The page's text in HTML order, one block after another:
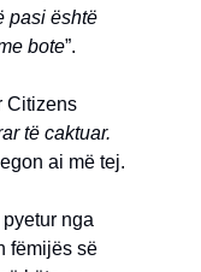
pasi është
bote”.
Citizens
të caktuar.
ai më tej.
nga
fëmijës së